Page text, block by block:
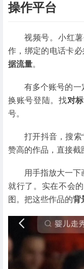
操作平台
视频号。小红
作，绑定的电话卡
据流量。
有多个账号的一
换账号登陆。找对
号。
打开抖音，搜索
赞高的作品，直接截
用手指放大一下
就行了。实在不会
图。把这些作品的背